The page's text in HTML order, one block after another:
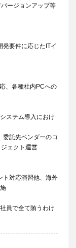
ージョンアップ等
要件に応じたITイ
、各種社内PCへの
ステム導入におけ
託先ベンダーのコ
ェクト運営
対応演習他、海外
員で全て賄うわけ